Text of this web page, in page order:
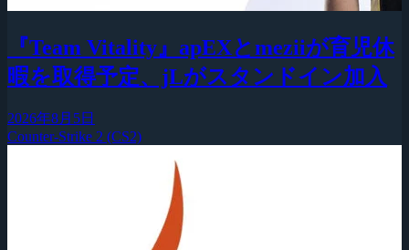
『Team Vitality』apEXとmeziiが育児休
暇を取得予定、jLがスタンドイン加入
2026年8月5日
Counter-Strike 2 (CS2)